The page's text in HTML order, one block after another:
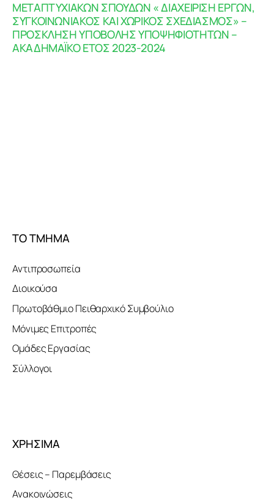
ΜΕΤΑΠΤΥΧΙΑΚΩΝ ΣΠΟΥΔΩΝ « ΔΙΑΧΕΙΡΙΣΗ ΕΡΓΩΝ,
ΣΥΓΚΟΙΝΩΝΙΑΚΟΣ ΚΑΙ ΧΩΡΙΚΟΣ ΣΧΕΔΙΑΣΜΟΣ» –
ΠΡΟΣΚΛΗΣΗ ΥΠΟΒΟΛΗΣ ΥΠΟΨΗΦΙΟΤΗΤΩΝ –
ΑΚΑΔΗΜΑΪΚΟ ΕΤΟΣ 2023-2024
ΤΟ ΤΜΗΜΑ
Αντιπροσωπεία
Διοικούσα
Πρωτοβάθμιο Πειθαρχικό Συμβούλιο
Μόνιμες Επιτροπές
Ομάδες Εργασίας
Σύλλογοι
ΧΡΗΣΙΜΑ
Θέσεις – Παρεμβάσεις
Ανακοινώσεις